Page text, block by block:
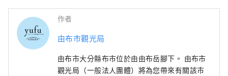
作者
由布市觀光局
由布市大分縣布市位於由由布岳腳下。 由布市
觀光局（一般法人團體）將為您帶來有關該市